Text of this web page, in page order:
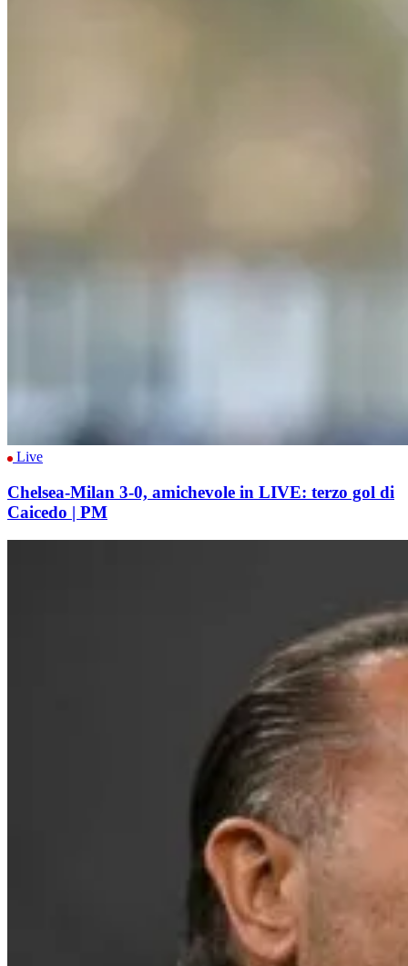
Live
Chelsea-Milan 3-0, amichevole in LIVE: terzo gol di
Caicedo | PM